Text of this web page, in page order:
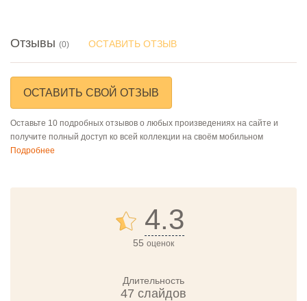
Отзывы (0) ОСТАВИТЬ ОТЗЫВ
ОСТАВИТЬ СВОЙ ОТЗЫВ
Оставьте 10 подробных отзывов о любых произведениях на сайте и
получите полный доступ ко всей коллекции на своём мобильном
Подробнее
4.3
55 оценок
Длительность
47 слайдов